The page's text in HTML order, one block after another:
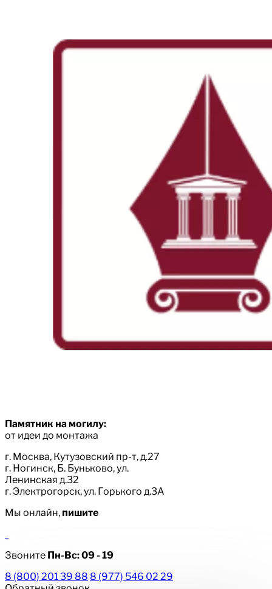
Памятник на могилу:
от идеи до монтажа
г. Москва, Кутузовский пр-т, д.27
г. Ногинск, Б. Буньково, ул.
Ленинская д.32
г. Электрогорск, ул. Горького д.3А
Мы онлайн, пишите
Звоните Пн-Вс:09 - 19
8 (800) 201 39 88 8 (977) 546 02 29